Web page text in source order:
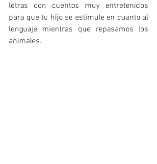
letras con cuentos muy entretenidos
para que tu hijo se estimule en cuanto al
lenguaje mientras que repasamos los
animales.